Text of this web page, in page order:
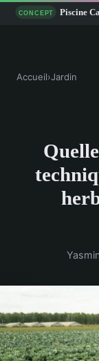
Accueil›Jardin